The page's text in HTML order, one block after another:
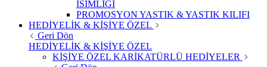
İSİMLİĞİ
PROMOSYON YASTIK & YASTIK KILIFI
HEDİYELİK & KİŞİYE ÖZEL
Geri Dön
HEDİYELİK & KİŞİYE ÖZEL
KİŞİYE ÖZEL KARİKATÜRLÜ HEDİYELER